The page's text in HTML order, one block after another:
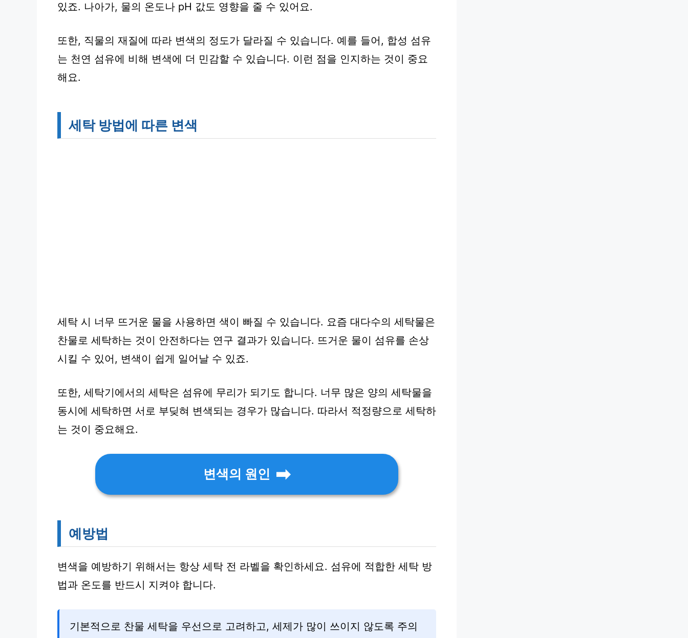
있죠. 나아가, 물의 온도나 pH 값도 영향을 줄 수 있어요.
또한, 직물의 재질에 따라 변색의 정도가 달라질 수 있습니다. 예를 들어, 합성 섬유
는 천연 섬유에 비해 변색에 더 민감할 수 있습니다. 이런 점을 인지하는 것이 중요
해요.
세탁 방법에 따른 변색
세탁 시 너무 뜨거운 물을 사용하면 색이 빠질 수 있습니다. 요즘 대다수의 세탁물은
찬물로 세탁하는 것이 안전하다는 연구 결과가 있습니다. 뜨거운 물이 섬유를 손상
시킬 수 있어, 변색이 쉽게 일어날 수 있죠.
또한, 세탁기에서의 세탁은 섬유에 무리가 되기도 합니다. 너무 많은 양의 세탁물을
동시에 세탁하면 서로 부딪혀 변색되는 경우가 많습니다. 따라서 적정량으로 세탁하
는 것이 중요해요.
변색의 원인
예방법
변색을 예방하기 위해서는 항상 세탁 전 라벨을 확인하세요. 섬유에 적합한 세탁 방
법과 온도를 반드시 지켜야 합니다.
기본적으로 찬물 세탁을 우선으로 고려하고, 세제가 많이 쓰이지 않도록 주의